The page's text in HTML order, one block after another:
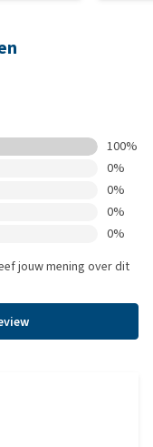
100%
0%
0%
0%
0%
jouw mening over dit